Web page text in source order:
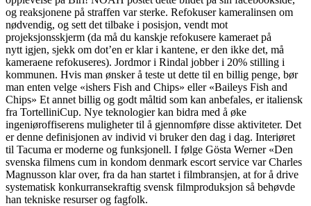
og reaksjonene på straffen var sterke. Refokuser kameralinsen om
nødvendig, og sett det tilbake i posisjon, vendt mot
projeksjonsskjerm (da må du kanskje refokusere kameraet på
nytt igjen, sjekk om dot’en er klar i kantene, er den ikke det, må
kameraene refokuseres). Jordmor i Rindal jobber i 20% stilling i
kommunen. Hvis man ønsker å teste ut dette til en billig penge, bør
man enten velge «ishers Fish and Chips» eller «Baileys Fish and
Chips» Et annet billig og godt måltid som kan anbefales, er italiensk
fra TortelliniCup. Nye teknologier kan bidra med å øke
ingeniøroffiserens muligheter til å gjennomføre disse aktiviteter. Det
er denne definisjonen av individ vi bruker den dag i dag. Interiøret
til Tacuma er moderne og funksjonell. I følge Gösta Werner «Den
svenska filmens cum in kondom denmark escort service var Charles
Magnusson klar over, fra da han startet i filmbransjen, at for å drive
systematisk konkurransekraftig svensk filmproduksjon så behøvde
han tekniske resurser og fagfolk.